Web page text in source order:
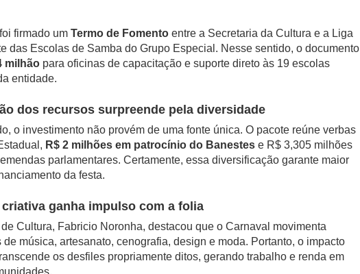
firmado um Termo de Fomentoentre a Secretaria da Cultura e a Liga
das Escolas de Samba do Grupo Especial. Nesse sentido, o documento
milhãopara oficinas de capacitação e suporte direto às 19 escolas
entidade.
dos recursos surpreende pela diversidade
o investimento não provém de uma fonte única. O pacote reúne verbas
R$ 2 milhões em patrocínio do Banestese R$ 3,305 milhões
parlamentares. Certamente, essa diversificação garante maior
da festa.
ganha impulso com a folia
Cultura, Fabricio Noronha, destacou que o Carnaval movimenta
de música, artesanato, cenografia, design e moda. Portanto, o impacto
os desfiles propriamente ditos, gerando trabalho e renda em